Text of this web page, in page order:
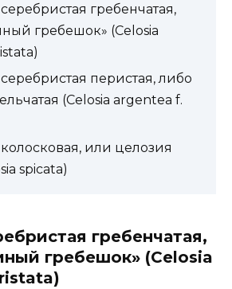
гребенчатая,
гребешок» (Celosia
перистая, либо
(Celosia argentea f.
или целозия
spicata)
гребенчатая,
гребешок» (Celosia